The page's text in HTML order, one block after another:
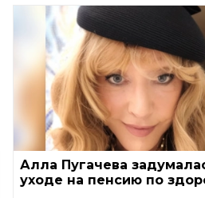
Алла Пугачева
уходе на пенсию по